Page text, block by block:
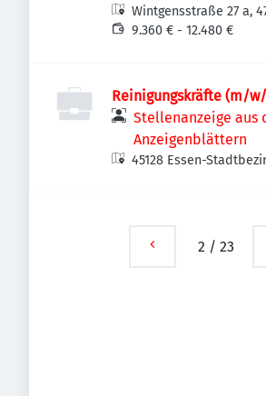
Wintgensstraße 27 a,
Deutschland
9.360 € - 12.480 €
Reinigungskräfte (m/
Stellenanzeige aus
Anzeigenblättern
45128 Essen-
2 / 23